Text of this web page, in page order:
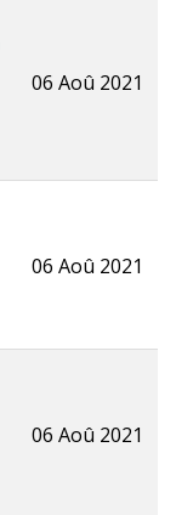
06 Aoû 2021
06 Aoû 2021
06 Aoû 2021